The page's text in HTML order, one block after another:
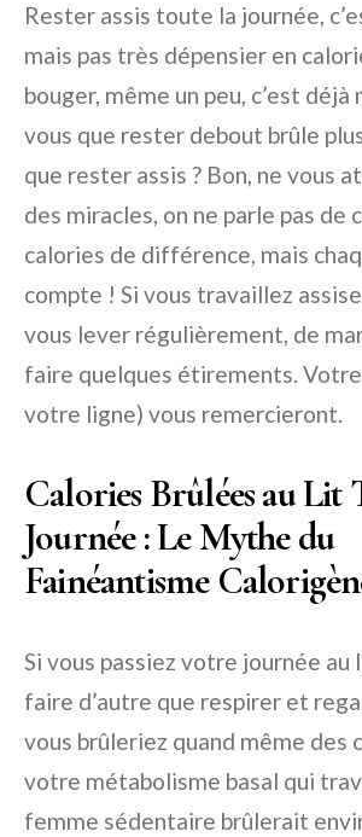
Rester assis toute la journée,
mais pas très dépensier en
bouger, même un peu, c’est déjà
vous que rester debout brûle
que rester assis ? Bon, ne vous
des miracles, on ne parle pas de
calories de différence, mais
compte ! Si vous travaillez
vous lever régulièrement, de
faire quelques étirements.
votre ligne) vous remercieront.
Calories Brûlées au Lit
Journée : Le Mythe du
Fainéantisme
Si vous passiez votre journée au
faire d’autre que respirer et
vous brûleriez quand même des
votre métabolisme basal qui
femme sédentaire brûlerait